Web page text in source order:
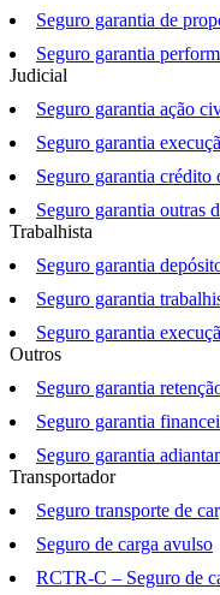
Seguro garantia de
Seguro garantia
Judicial
Seguro garantia ação
Seguro garantia
Seguro garantia crédito
Seguro garantia outras
Trabalhista
Seguro garantia
Seguro garantia
Seguro garantia
Outros
Seguro garantia
Seguro garantia
Seguro garantia
Transportador
Seguro transporte de
Seguro de carga avulso
RCTR-C – Seguro de